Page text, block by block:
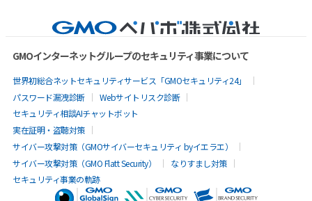
GMOインターネットグループのセキュリティ事業について
世界初総合ネットセキュリティサービス「GMOセキュリティ24」
パスワード漏洩診断
Webサイトリスク診断
セキュリティ相談AIチャットボット
実在証明・盗聴対策
サイバー攻撃対策（GMOサイバーセキュリティ byイエラエ）
サイバー攻撃対策（GMO Flatt Security）
なりすまし対策
セキュリティ事業の軌跡